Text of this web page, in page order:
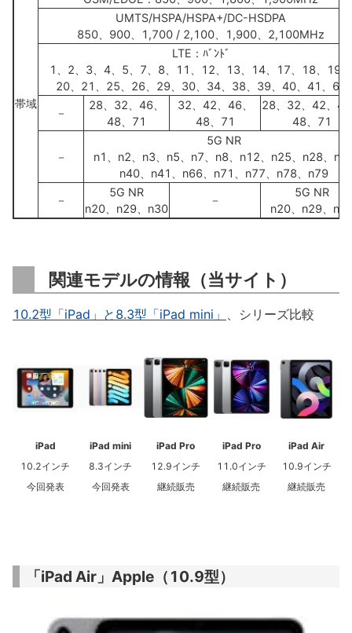
帯域
UMTS/HSPA/HSPA+/DC-HSDPA
850、900、1,700 / 2,100、1,900、2,100MHz
LTE：ﾊﾞﾝﾄﾞ
1、2、3、4、5、7、8、11、12、13、14、17、18、19、
20、21、25、26、29、30、34、38、39、40、41、66
－
28、32、46、
48、71
32、42、46、
48、71
28、32、42、
48、71
－
5G NR
n1、n2、n3、n5、n7、n8、n12、n25、n28、
n40、n41、n66、n71、n77、n78、n79
－
5G NR
n20、n29、n30
－
5G NR
n20、n29、
関連モデルの情報（当サイト）
10.2型「iPad」と8.3型「iPad mini」 、シリーズ比較
iPad
10.2インチ
今回発表
iPad mini
8.3インチ
今回発表
iPad Pro
12.9インチ
継続販売
iPad Pro
11.0インチ
継続販売
iPad Air
10.9インチ
継続販売
「iPad Air」Apple（10.9型）